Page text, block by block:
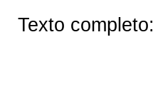
Texto completo: